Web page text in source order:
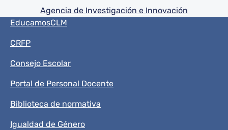
Agencia de Investigación e Innovación
Menú del pie
EducamosCLM
CRFP
Consejo Escolar
Portal de Personal Docente
Biblioteca de normativa
Igualdad de Género